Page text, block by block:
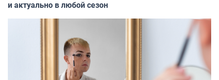
и актуально в любой сезон